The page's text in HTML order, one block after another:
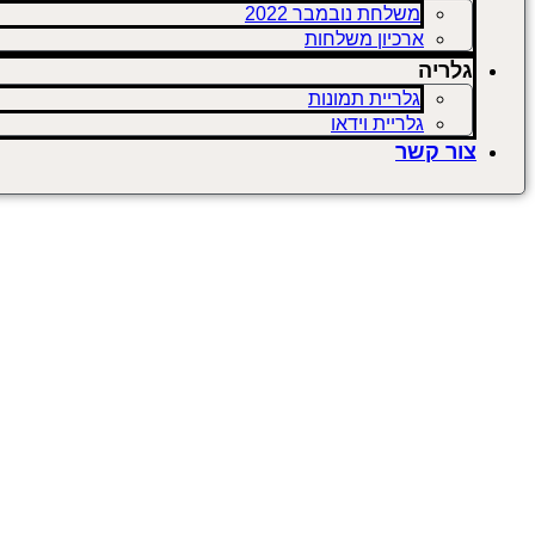
משלחת נובמבר 2022
ארכיון משלחות
גלריה
גלריית תמונות
גלריית וידאו
צור קשר